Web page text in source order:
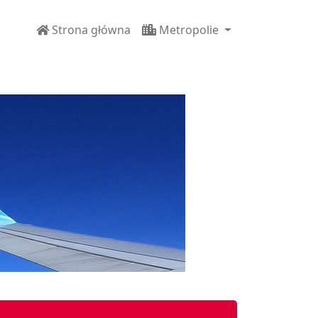
Strona główna Metropolie